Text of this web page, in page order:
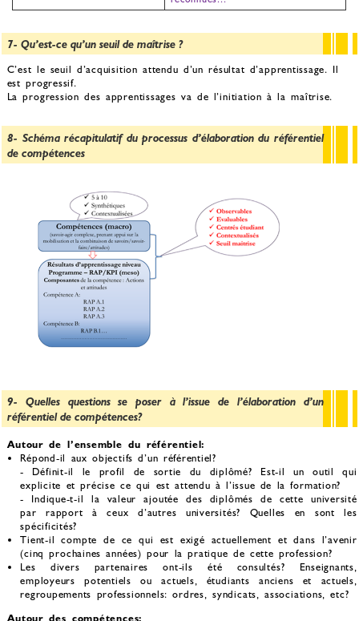
7- Qu’est-ce qu’un seuil de maîtrise ?
C’est le seuil d’acquisition attendu d’un résultat d’apprentissage. Il
est progressif.
La progression des apprentissages va de l’initiation à la maîtrise.
8- Schéma récapitulatif du processus d’élaboration du référentiel
de compétences
9- Quelles questions se poser à l’issue de l’élaboration d’un
référentiel de compétences?
Autour de l’ensemble du référentiel:
Répond-il aux objectifs d’un référentiel?
- Définit-il le profil de sortie du diplômé? Est-il un outil qui
explicite et précise ce qui est attendu à l’issue de la formation?
- Indique-t-il la valeur ajoutée des diplômés de cette université
par rapport à ceux d’autres universités? Quelles en sont les
spécificités?
Tient-il compte de ce qui est exigé actuellement et dans l’avenir
(cinq prochaines années) pour la pratique de cette profession?
Les divers partenaires ont-ils été consultés? Enseignants,
employeurs potentiels ou actuels, étudiants anciens et actuels,
regroupements professionnels: ordres, syndicats, associations, etc?
Autour des compétences: